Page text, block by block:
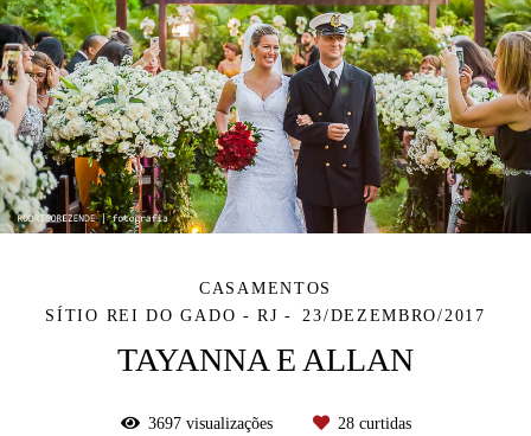
CASAMENTOS
SÍTIO REI DO GADO - RJ
23/DEZEMBRO/2017
TAYANNA E ALLAN
3697visualizações 28curtidas